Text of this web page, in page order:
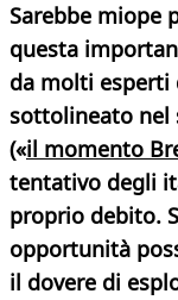
Sarebbe miope
questa
da molti esperti
sottolineato nel
(«il momento
tentativo degli
proprio debito.
opportunità
il dovere di